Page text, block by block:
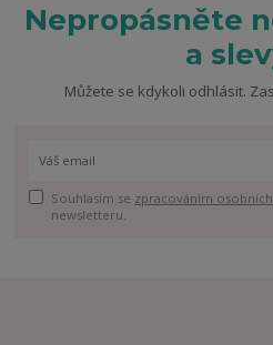
Nepropásněte
a
Můžete se kdykoli odhlásit.
Souhlasím se zpracováním
newsletteru.